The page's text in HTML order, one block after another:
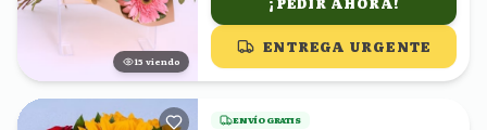
15 viendo
ENTREGA URGENTE
ENVÍO GRATIS